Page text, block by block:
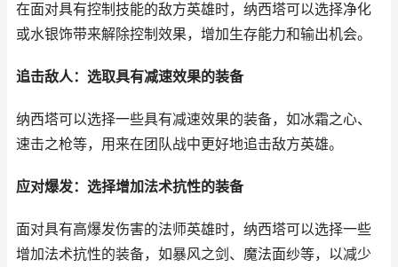
在面对具有控制技能的敌方英雄时，纳西塔可以选择净化
或水银饰带来解除控制效果，增加生存能力和输出机会。
追击敌人：选取具有减速效果的装备
纳西塔可以选择一些具有减速效果的装备，如冰霜之心、
速击之枪等，用来在团队战中更好地追击敌方英雄。
应对爆发：选择增加法术抗性的装备
面对具有高爆发伤害的法师英雄时，纳西塔可以选择一些
增加法术抗性的装备，如暴风之剑、魔法面纱等，以减少